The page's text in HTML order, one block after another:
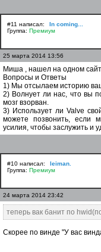
#11 написал:
In coming...
Группа: Премиум
25 марта 2014 13:56
Миша , нашел на одном
Вопросы и Ответы
1) Мы отсылаем историю
2) Волнует ли нас, что вы
мозг взорван.
3) Использует ли Valve
можете позвонить, если
усилия, чтобы заслужить и
#10 написал:
leiman.
Группа: Премиум
24 марта 2014 23:42
теперь вак банит по
Скорее по винде "У вас